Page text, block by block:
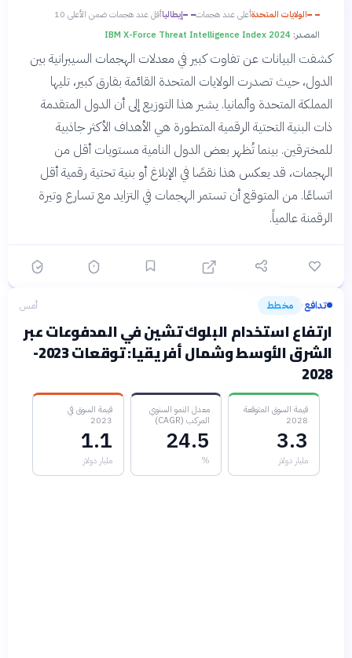
الولايات المتحدةأعلى عدد هجمات إيطالياأقل عدد هجمات ضمن الأعلى 10
المصدر: IBM X-Force Threat Intelligence Index 2024
كشفت البيانات عن تفاوت كبير في معدلات الهجمات السيبرانية بين
الدول، حيث تصدرت الولايات المتحدة القائمة بفارق كبير، تليها
المملكة المتحدة وألمانيا. يشير هذا التوزيع إلى أن الدول المتقدمة
ذات البنية التحتية الرقمية المتطورة هي الأهداف الأكثر جاذبية
للمخترقين. بينما تُظهر بعض الدول النامية مستويات أقل من
الهجمات، قد يعكس هذا نقصًا في الإبلاغ أو بنية تحتية رقمية أقل
اتساعًا. من المتوقع أن تستمر الهجمات في التزايد مع تسارع وتيرة
الرقمنة عالمياً.
تدافع› مخطط أمس
ارتفاع استخدام البلوك تشين في المدفوعات عبر
الشرق الأوسط وشمال أفريقيا: توقعات 2023-
2028
قيمة السوق المتوقعة
2028
3.3
مليار دولار
معدل النمو السنوي
المركب (CAGR)
24.5
%
قيمة السوق في
2023
1.1
مليار دولار